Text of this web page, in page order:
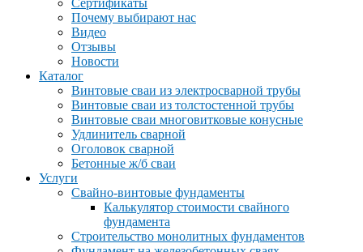
Сертификаты
Почему выбирают нас
Видео
Отзывы
Новости
Каталог
Винтовые сваи из электросварной трубы
Винтовые сваи из толстостенной трубы
Винтовые сваи многовитковые конусные
Удлинитель сварной
Оголовок сварной
Бетонные ж/б сваи
Услуги
Свайно-винтовые фундаменты
Калькулятор стоимости свайного
фундамента
Строительство монолитных фундаментов